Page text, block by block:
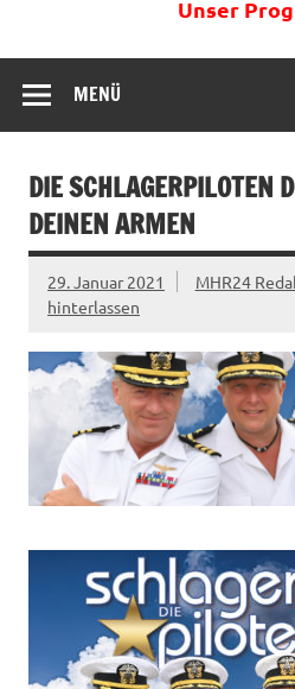
Unser
MENÜ
DIE SCHLAGERPILOTEN
DEINEN ARMEN
29. Januar 2021 MHR24
hinterlassen